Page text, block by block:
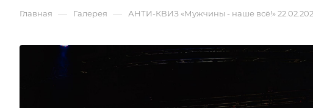
Главная — Галерея — АНТИ-КВИЗ «Мужчины - наше всё!»